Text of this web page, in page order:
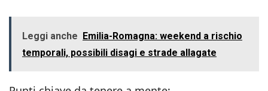
Leggi anche Emilia-Romagna: weekend a rischio
temporali, possibili disagi e strade allagate